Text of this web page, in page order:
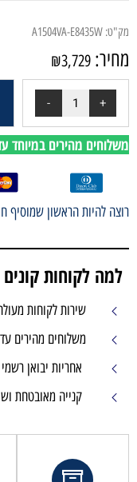
מק"ט: A1504VA-E8435W
מחיר: ₪3,729
משלוחים מהירים במיוחד עד 7 ימי
רוצה להיות הראשון שמוסיף
למה לקוחות
שירות לקוחות
משלוחים מהירים עד 7 ימי עסקים
אחריות יבואן
קנייה מאובטחת